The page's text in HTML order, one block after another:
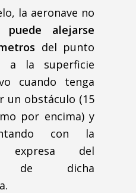
la aeronave no
puede alejarse
del punto
a la superficie
cuando tenga
un obstáculo (15
por encima) y
con la
expresa del
de dicha